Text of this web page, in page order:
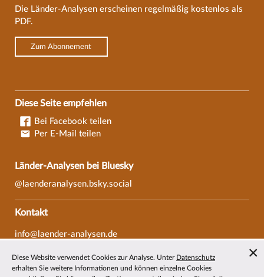
Die Länder-Analysen erscheinen regelmäßig kostenlos als
PDF.
Zum Abonnement
Diese Seite empfehlen
Bei Facebook teilen
Per E-Mail teilen
Länder-Analysen bei Bluesky
@laenderanalysen.bsky.social
Kontakt
info@laender-analysen.de
Fax: 0421/218-69607
Diese Website verwendet Cookies zur Analyse. Unter Datenschutz
erhalten Sie weitere Informationen und können einzelne Cookies